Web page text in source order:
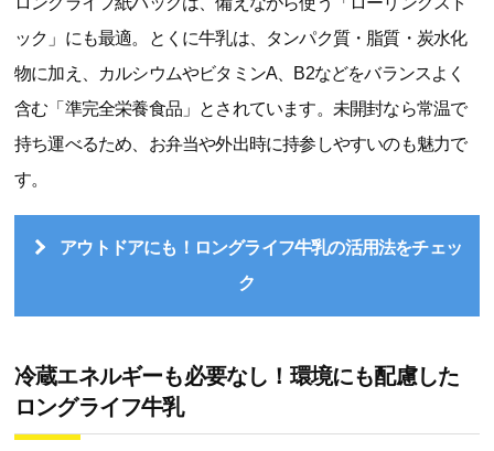
ック」にも最適。とくに牛乳は、タンパク質・脂質・炭水化
物に加え、カルシウムやビタミンA、B2などをバランスよく
含む「準完全栄養食品」とされています。未開封なら常温で
持ち運べるため、お弁当や外出時に持参しやすいのも魅力で
す。
アウトドアにも！ロングライフ牛乳の活用法をチェッ
ク
冷蔵エネルギーも必要なし！環境にも配慮した
ロングライフ牛乳